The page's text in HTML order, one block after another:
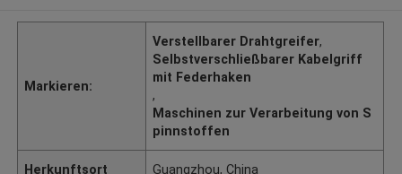
Markieren:
Verstellbarer Drahtgreifer,
Selbstverschließbarer Kabelgriff
mit Federhaken
,
Maschinen zur Verarbeitung von S
pinnstoffen
Herkunftsort Guangzhou, China